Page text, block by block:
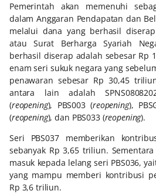
Pemerintah akan memenuhi
dalam Anggaran Pendapatan dan
melalui dana yang berhasil
atau Surat Berharga Syariah
berhasil diserap adalah sebesar Rp
enam seri sukuk negara yang
penawaran sebesar Rp 30,45
antara lain adalah
(reopening), PBS003 (reopening),
(reopening), dan PBS033 (reopening).
Seri PBS037 memberikan
sebanyak Rp 3,65 triliun.
masuk kepada lelang seri PBS036,
yang mampu memberi kontribusi
Rp 3,6 triliun.